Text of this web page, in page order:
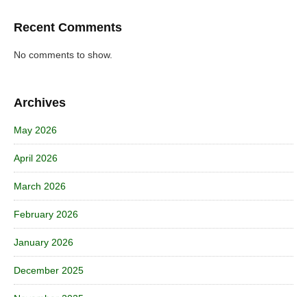
Recent Comments
No comments to show.
Archives
May 2026
April 2026
March 2026
February 2026
January 2026
December 2025